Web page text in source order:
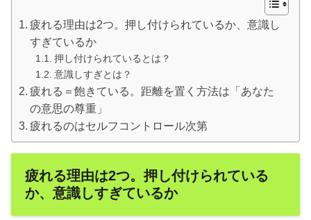
疲れる理由は2つ。押し付けられているか、意識し
すぎているか
押し付けられているとは？
意識しすぎとは？
疲れる＝飽きている。距離を置く方法は「あなた
の意思の尊重」
疲れるのはセルフコントロール次第
疲れる理由は2つ。押し付けられている
か、意識しすぎているか